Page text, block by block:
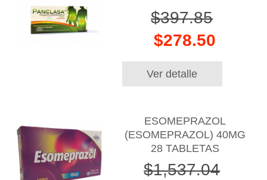
$397.85
$278.50
Ver detalle
ESOMEPRAZOL
(ESOMEPRAZOL) 40MG
28 TABLETAS
$1,537.04